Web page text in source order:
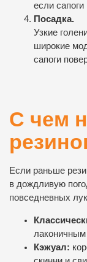
если
Посадка.
Узкие
широкие
сапоги
С чем
Если раньше
в дождливую
повседневных
Кэжуал: